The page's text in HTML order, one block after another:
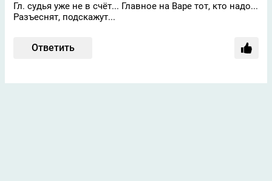
Гл. судья уже не в счëт... Главное на Варе тот, кто надо...
Разъеснят, подскажут...
Ответить